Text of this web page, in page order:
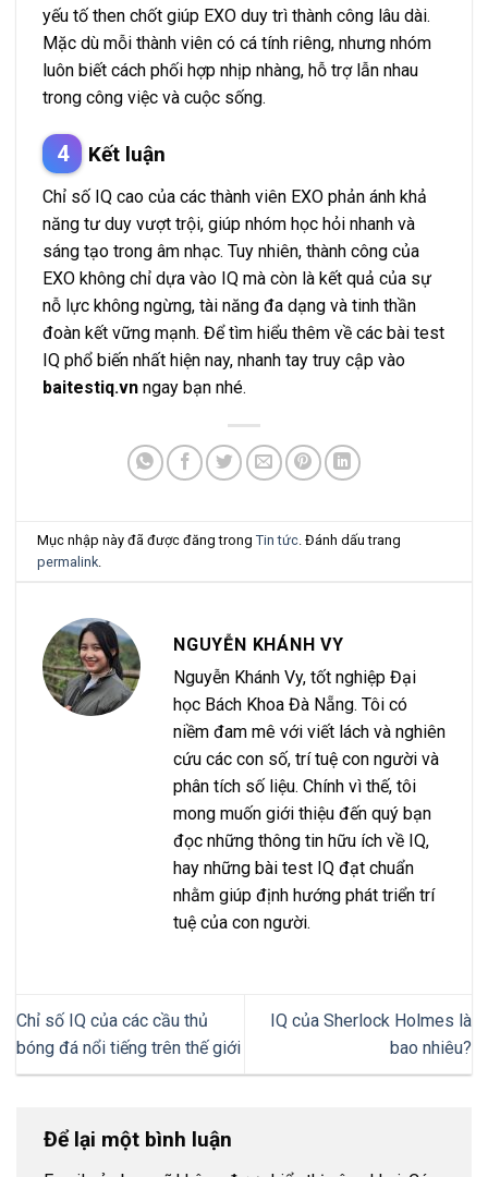
yếu tố then chốt giúp EXO duy trì thành công lâu dài.
Mặc dù mỗi thành viên có cá tính riêng, nhưng nhóm
luôn biết cách phối hợp nhịp nhàng, hỗ trợ lẫn nhau
trong công việc và cuộc sống.
Kết luận
Chỉ số IQ cao của các thành viên EXO phản ánh khả
năng tư duy vượt trội, giúp nhóm học hỏi nhanh và
sáng tạo trong âm nhạc. Tuy nhiên, thành công của
EXO không chỉ dựa vào IQ mà còn là kết quả của sự
nỗ lực không ngừng, tài năng đa dạng và tinh thần
đoàn kết vững mạnh. Để tìm hiểu thêm về các bài test
IQ phổ biến nhất hiện nay, nhanh tay truy cập vào
baitestiq.vn ngay bạn nhé.
Mục nhập này đã được đăng trongTin tức . Đánh dấu trang
permalink
NGUYỄN KHÁNH VY
Nguyễn Khánh Vy, tốt nghiệp Đại
học Bách Khoa Đà Nẵng. Tôi có
niềm đam mê với viết lách và nghiên
cứu các con số, trí tuệ con người và
phân tích số liệu. Chính vì thế, tôi
mong muốn giới thiệu đến quý bạn
đọc những thông tin hữu ích về IQ,
hay những bài test IQ đạt chuẩn
nhằm giúp định hướng phát triển trí
tuệ của con người.
Chỉ số IQ của các cầu thủ
bóng đá nổi tiếng trên thế giới
IQ của Sherlock Holmes là
bao nhiêu?
Để lại một bình luận